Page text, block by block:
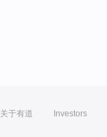
关于有道 Investors